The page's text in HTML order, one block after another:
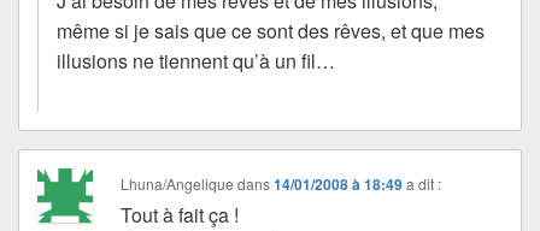
même si je sais que ce sont des rêves, et que mes
illusions ne tiennent qu’à un fil…
Lhuna/Angelique dans14/01/2008 à 18:49 a dit :
Tout à fait ça !